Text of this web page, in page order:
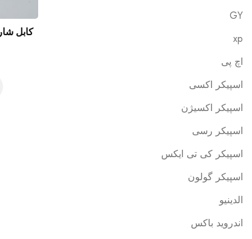
GY
xp
اچ پی
اسپیکر اکسی
اسپیکر اکسیژن
اسپیکر رسی
اسپیکر کی تی ایکس
اسپیکر گولون
الدینیو
اندروید باکس